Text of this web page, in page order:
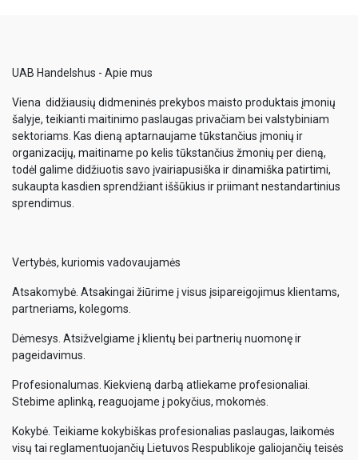
UAB Handelshus - Apie mus
Viena didžiausių didmeninės prekybos maisto produktais įmonių
šalyje, teikianti maitinimo paslaugas privačiam bei valstybiniam
sektoriams. Kas dieną aptarnaujame tūkstančius įmonių ir
organizacijų, maitiname po kelis tūkstančius žmonių per dieną,
todėl galime didžiuotis savo įvairiapusiška ir dinamiška patirtimi,
sukaupta kasdien sprendžiant iššūkius ir priimant nestandartinius
sprendimus.
Vertybės, kuriomis vadovaujamės
Atsakomybė. Atsakingai žiūrime į visus įsipareigojimus klientams,
partneriams, kolegoms.
Dėmesys. Atsižvelgiame į klientų bei partnerių nuomonę ir
pageidavimus.
Profesionalumas. Kiekvieną darbą atliekame profesionaliai.
Stebime aplinką, reaguojame į pokyčius, mokomės.
Kokybė. Teikiame kokybiškas profesionalias paslaugas, laikomės
visų tai reglamentuojančių Lietuvos Respublikoje galiojančių teisės